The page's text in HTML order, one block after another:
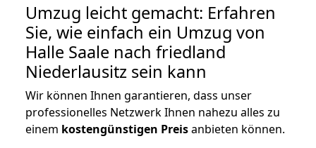
Umzug leicht gemacht: Erfahren
Sie, wie einfach ein Umzug von
Halle Saale nach friedland
Niederlausitz sein kann
Wir können Ihnen garantieren, dass unser
professionelles Netzwerk Ihnen nahezu alles zu
einem kostengünstigen Preisanbieten können.